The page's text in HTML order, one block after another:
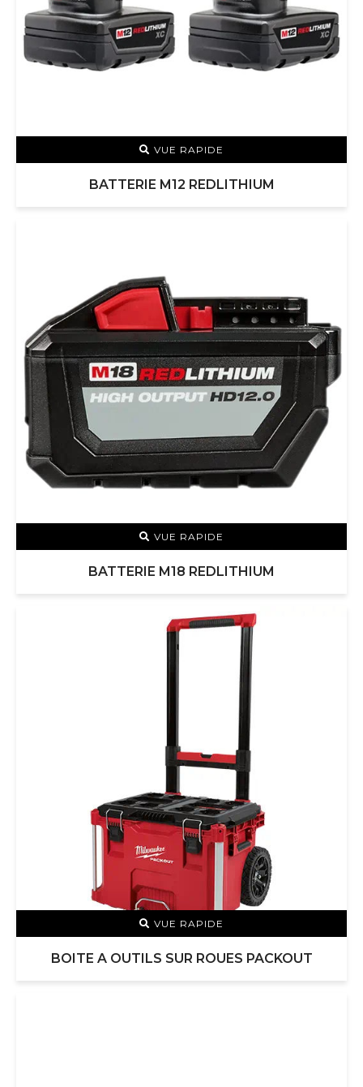
VUE RAPIDE
BATTERIE M12 REDLITHIUM
VUE RAPIDE
BATTERIE M18 REDLITHIUM
VUE RAPIDE
BOITE A OUTILS SUR ROUES PACKOUT